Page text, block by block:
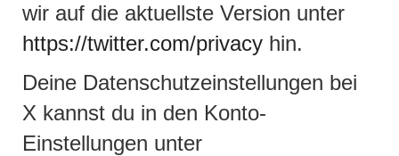
wir auf die aktuellste Version unter
https://twitter.com/privacy hin.
Deine Datenschutzeinstellungen bei
X kannst du in den Konto-
Einstellungen unter